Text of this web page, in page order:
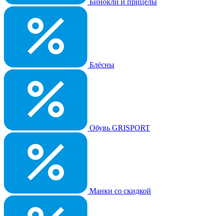
Бинокли и прицелы
Блёсны
Обувь GRISPORT
Манки со скидкой